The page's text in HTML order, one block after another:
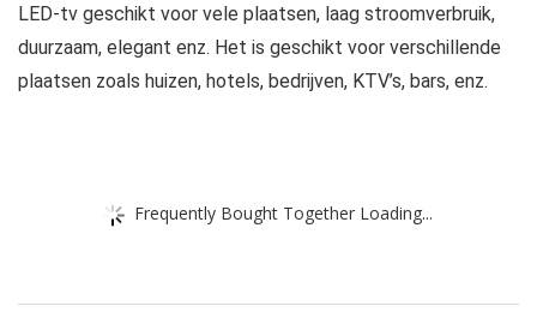
LED-tv geschikt voor vele plaatsen, laag stroomverbruik,
duurzaam, elegant enz. Het is geschikt voor verschillende
plaatsen zoals huizen, hotels, bedrijven, KTV’s, bars, enz.
Frequently Bought Together Loading...